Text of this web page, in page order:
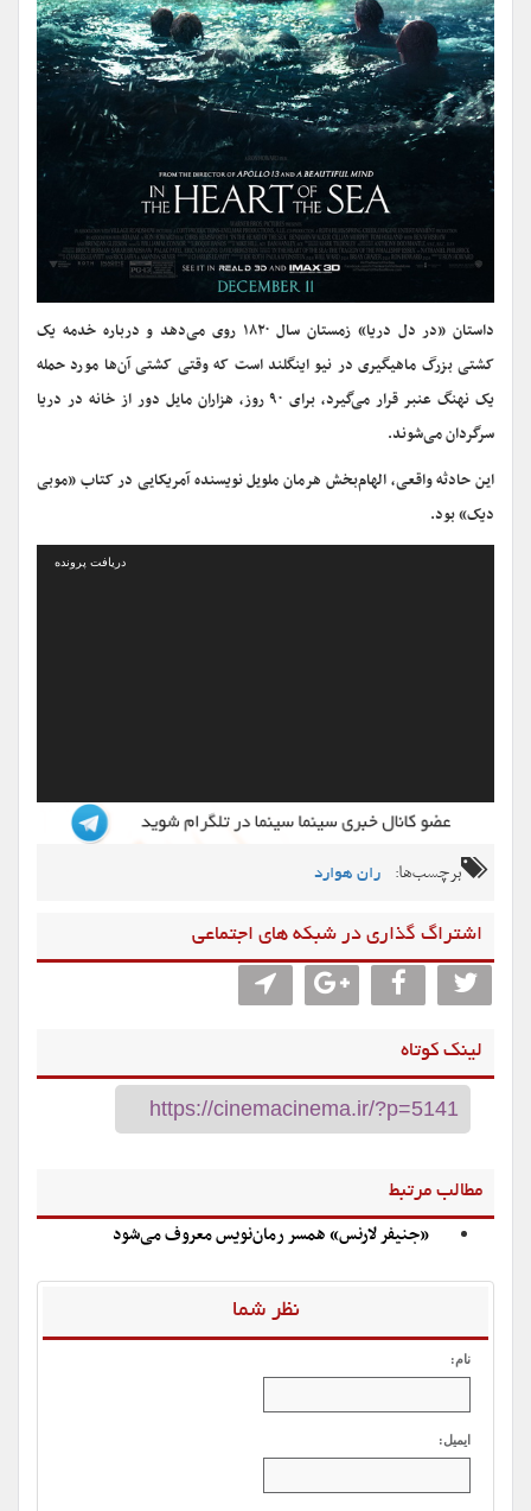
داستان «در دل دریا» زمستان سال ۱۸۲۰ روی می‌دهد و درباره خدمه یک
کشتی بزرگ ماهیگیری در نیو اینگلند است که وقتی کشتی آن‌ها مورد حمله
یک نهنگ‌ عنبر قرار می‌گیرد، برای ۹۰ روز، هزاران مایل دور از خانه در دریا
سرگردان می‌شوند.
این حادثه واقعی، الهام‌بخش هرمان ملویل نویسنده آمریکایی در کتاب «موبی
دیک» بود.
دریافت پرونده
برچسب‌ها: ران هوارد
اشتراگ گذاری در شبکه های اجتماعی
لینک کوتاه
مطالب مرتبط
«جنیفر لارنس» همسر رمان‌نویس معروف می‌شود
نظر شما
نام:
ایمیل: